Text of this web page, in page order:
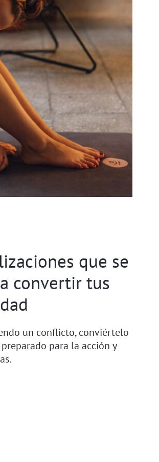
que se
convertir tus
un conflicto, conviértelo
para la acción y